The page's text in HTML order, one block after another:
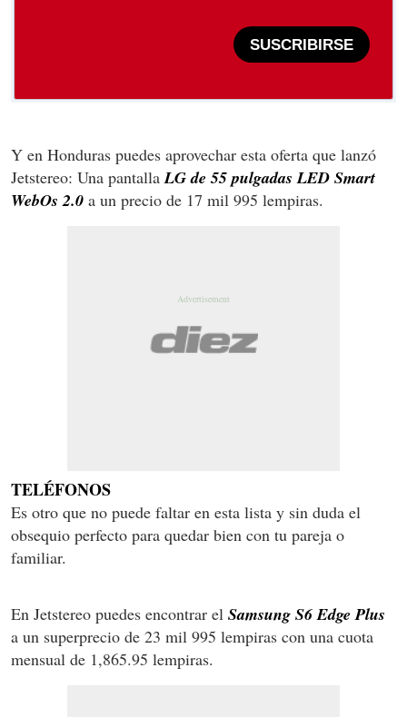
SUSCRIBIRSE
Y en Honduras puedes aprovechar esta oferta que lanzó
Jetstereo: Una pantallaLG de 55 pulgadas LED Smart
WebOs 2.0 a un precio de 17 mil 995 lempiras.
TELÉFONOS
Es otro que no puede faltar en esta lista y sin duda el
obsequio perfecto para quedar bien con tu pareja o
familiar.
En Jetstereo puedes encontrar el Samsung S6 Edge Plus
a un superprecio de 23 mil 995 lempiras con una cuota
mensual de 1,865.95 lempiras.